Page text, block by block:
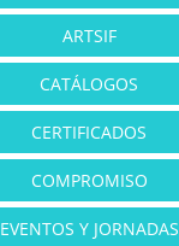
ARTSIF
CATÁLOGOS
CERTIFICADOS
COMPROMISO
EVENTOS Y JORNADAS